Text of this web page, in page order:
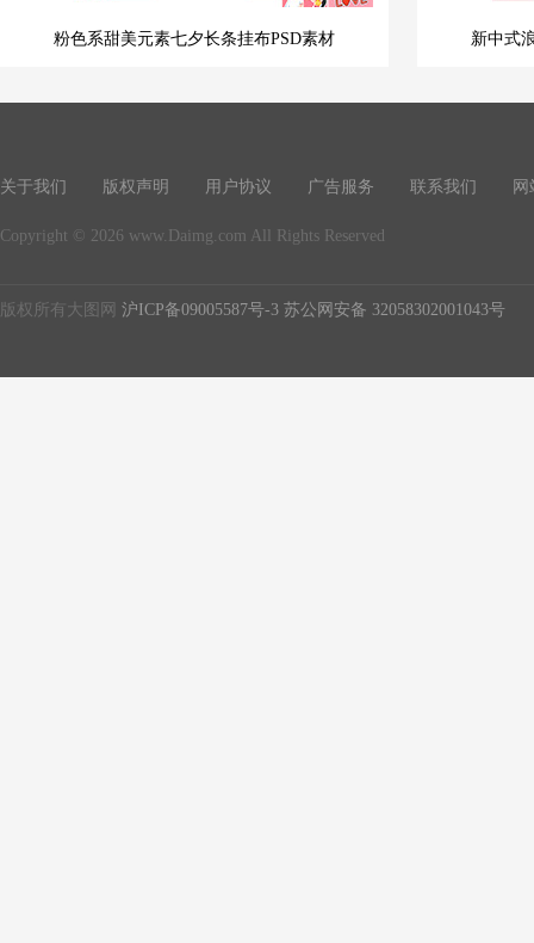
粉色系甜美元素七夕长条挂布PSD素材 新中式
关于我们 版权声明 用户协议 广告服务 联系我们 网
Copyright © 2026 www.Daimg.com All Rights Reserved
版权所有大图网 沪ICP备09005587号-3 苏公网安备 32058302001043号